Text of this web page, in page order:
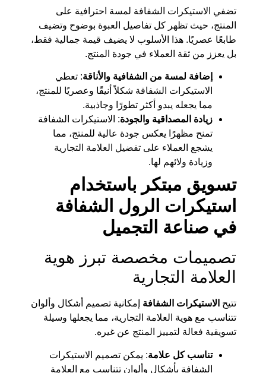
تضفي الاستيكرات الشفافة لمسة احترافية على
المنتج، حيث تظهر كل تفاصيل العبوة بوضوح وتضيف
طابعًا عصريًا. هذا الأسلوب لا يضيف قيمة جمالية فقط،
بل يعزز من ثقة العملاء في جودة المنتج.
إضافة لمسة من الشفافية والأناقة: تعطي
الاستيكرات الشفافة شكلاً أنيقًا وعصريًا للمنتج،
مما يجعله يبدو أكثر تطورًا وجاذبية.
زيادة المصداقية والجودة: الاستيكرات الشفافة
تمنح مظهرًا يعكس جودة عالية للمنتج، مما
يشجع العملاء على تفضيل العلامة التجارية
وزيادة ولائهم لها.
تسويق مبتكر باستخدام
استيكرات الرول الشفافة
في صناعة التجميل
تصميمات مخصصة تبرز هوية
العلامة التجارية
تتيح الاستيكرات الشفافة إمكانية تصميم أشكال وألوان
تتناسب مع هوية العلامة التجارية، مما يجعلها وسيلة
تسويقية فعالة لتمييز المنتج عن غيره.
تناسب كل علامة: يمكن تصميم الاستيكرات
الشفافة بأشكال وألوان تتناسب مع العلامة